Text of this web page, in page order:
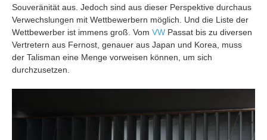
Souveränität aus. Jedoch sind aus dieser Perspektive durchaus
Verwechslungen mit Wettbewerbern möglich. Und die Liste der
Wettbewerber ist immens groß. Vom VW Passat bis zu diversen
Vertretern aus Fernost, genauer aus Japan und Korea, muss
der Talisman eine Menge vorweisen können, um sich
durchzusetzen.